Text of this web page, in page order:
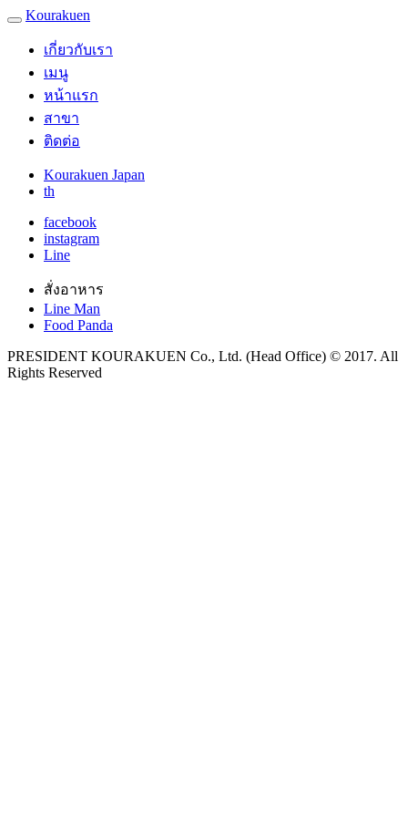
Kourakuen
เกี่ยวกับเรา
เมนู
หน้าแรก
สาขา
ติดต่อ
Kourakuen Japan
th
facebook
instagram
Line
สั่งอาหาร
Line Man
Food Panda
PRESIDENT KOURAKUEN Co., Ltd. (Head Office) © 2017. All
Rights Reserved